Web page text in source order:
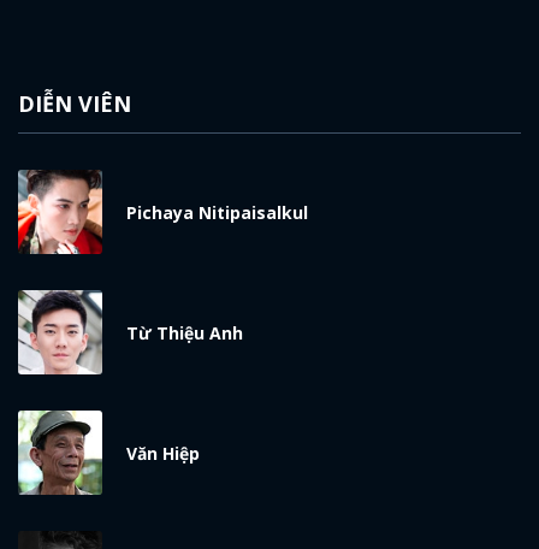
DIỄN VIÊN
Pichaya Nitipaisalkul
Từ Thiệu Anh
Văn Hiệp